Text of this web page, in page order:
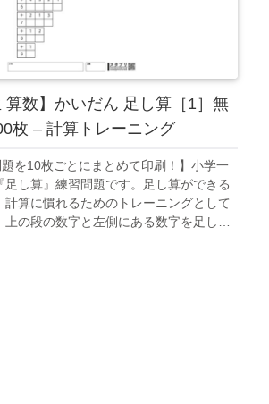
算数】かいだん 足し算［1］無
枚 – 計算トレーニング
題を10枚ごとにまとめて印刷！】小学一
足し算』練習問題です。足し算ができる
計算に慣れるためのトレーニングとして
の段の数字と左側にある数字を足して